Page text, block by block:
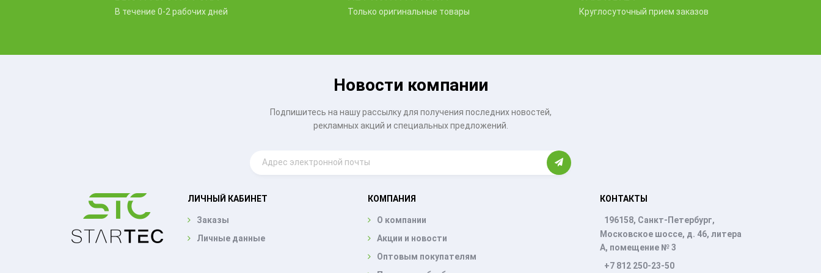
В течение 0-2 рабочих дней Только оригинальные товары Круглосуточный прием заказов
Новости компании
Подпишитесь на нашу рассылку для получения последних новостей,
рекламных акций и специальных предложений.
ЛИЧНЫЙ КАБИНЕТ
Заказы
Личные данные
КОМПАНИЯ
О компании
Акции и новости
Оптовым покупателям
КОНТАКТЫ
196158, Санкт-Петербург,
Московское шоссе, д. 46, литера
А, помещение № 3
+7 812 250-23-50